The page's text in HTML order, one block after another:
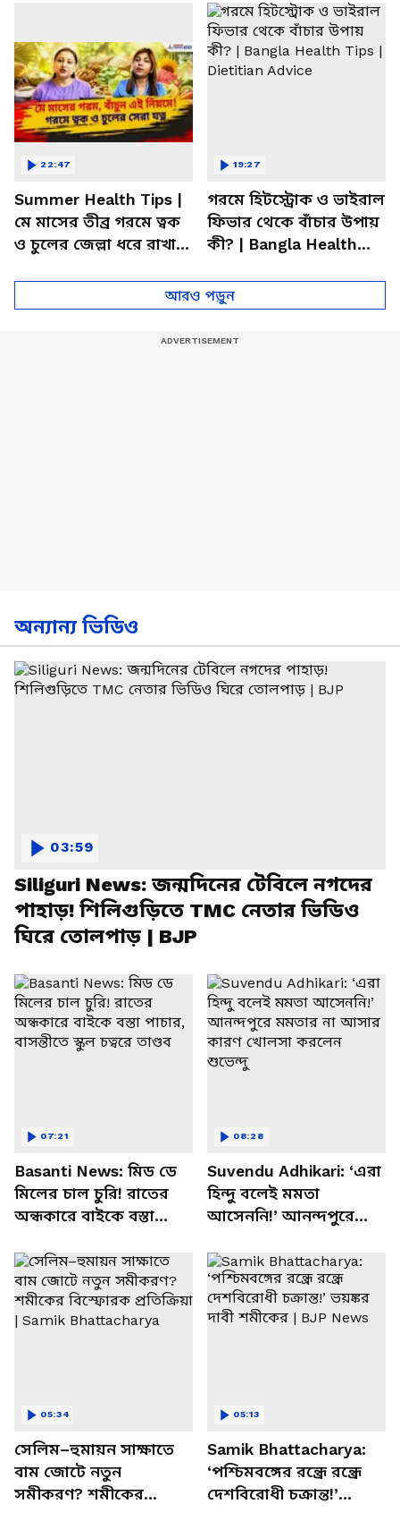
Problem | Diet
Summer Health Tips |
মে মাসের তীব্র গরমে ত্বক
ও চুলের জেল্লা ধরে রাখার
22:47
গরমে হিটস্ট্রোক ও ভাইরাল
ফিভার থেকে বাঁচার উপায়
কী? | Bangla Health
19:27
আরও পড়ুন
অন্যান্য ভিডিও
Siliguri News: জন্মদিনের টেবিলে নগদের
পাহাড়! শিলিগুড়িতে TMC নেতার ভিডিও
ঘিরে তোলপাড় | BJP
03:59
Basanti News: মিড ডে
মিলের চাল চুরি! রাতের
অন্ধকারে বাইকে বস্তা
চত্বরে তাণ্ডব
07:21
Suvendu Adhikari: ‘এরা
হিন্দু বলেই মমতা
আসেননি!’ আনন্দপুরে
খোলসা করলেন শুভেন্দু
08:28
সেলিম–হুমায়ন সাক্ষাতে
বাম জোটে নতুন
সমীকরণ? শমীকের
05:34
Samik Bhattacharya:
‘পশ্চিমবঙ্গের রন্ধ্রে রন্ধ্রে
দেশবিরোধী চক্রান্ত!’
05:13